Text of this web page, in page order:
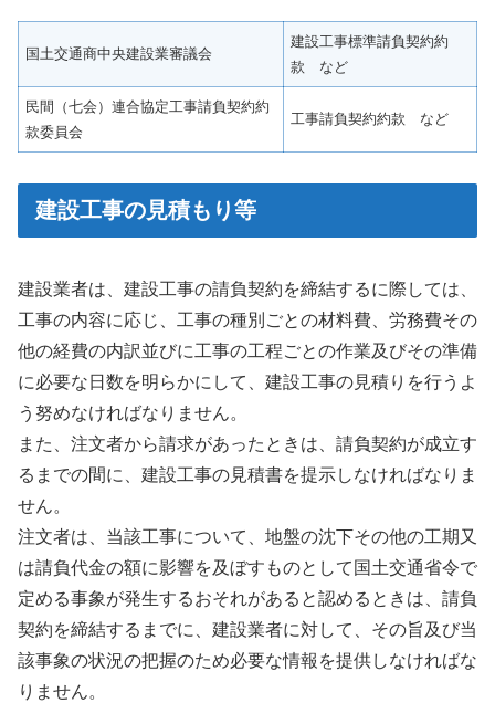
国土交通商中央建設業審議会
建設工事標準請負契約約
款 など
民間（七会）連合協定工事請負契約約
款委員会
工事請負契約約款 など
建設工事の見積もり等
建設業者は、建設工事の請負契約を締結するに際しては、
工事の内容に応じ、工事の種別ごとの材料費、労務費その
他の経費の内訳並びに工事の工程ごとの作業及びその準備
に必要な日数を明らかにして、建設工事の見積りを行うよ
う努めなければなりません。
また、注文者から請求があったときは、請負契約が成立す
るまでの間に、建設工事の見積書を提示しなければなりま
せん。
注文者は、当該工事について、地盤の沈下その他の工期又
は請負代金の額に影響を及ぼすものとして国土交通省令で
定める事象が発生するおそれがあると認めるときは、請負
契約を締結するまでに、建設業者に対して、その旨及び当
該事象の状況の把握のため必要な情報を提供しなければな
りません。